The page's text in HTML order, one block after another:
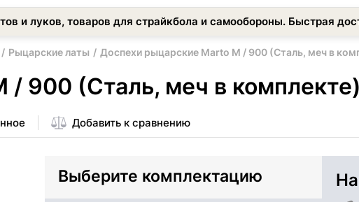
и луков, товаров для страйкбола и самообороны. Быстрая
Рыцарские латы Доспехи рыцарские Marto M / 900 (Cталь, меч в
900 (Cталь, меч в комплекте)
Добавить к сравнению
Выберите комплектацию